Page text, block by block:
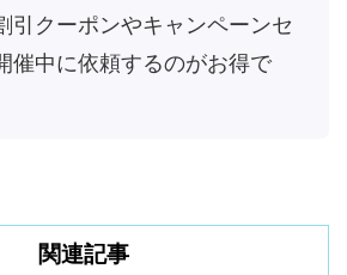
引クーポンやキャンペーンセ
催中に依頼するのがお得で
関連記事